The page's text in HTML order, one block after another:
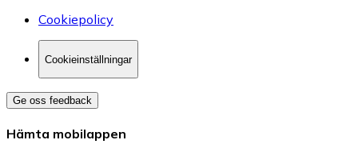
Cookiepolicy
Cookieinställningar
Ge oss feedback
Hämta mobilappen